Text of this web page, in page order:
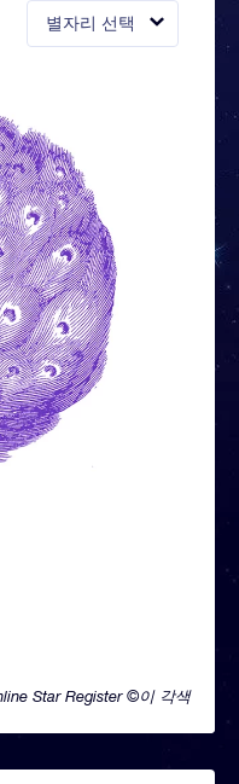
별자리 선택
Star Register ©이 각색